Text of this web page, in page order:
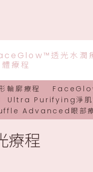
透光水潤
療程
廓療程
Ultra Purifying淨肌
Advanced眼部
療程